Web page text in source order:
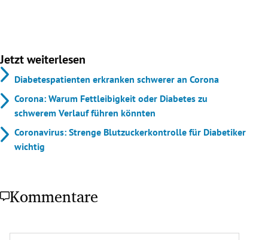
Jetzt weiterlesen
Diabetespatienten erkranken schwerer an Corona
Corona: Warum Fettleibigkeit oder Diabetes zu
schwerem Verlauf führen könnten
Coronavirus: Strenge Blutzuckerkontrolle für Diabetiker
wichtig
Kommentare